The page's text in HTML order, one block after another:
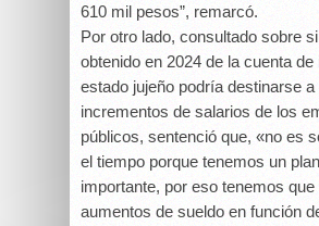
610 mil pesos”, remarcó.
Por otro lado, consultado sobre
obtenido en 2024 de la cuenta
estado jujeño podría destinarse a
incrementos de salarios de los
públicos, sentenció que, «no es
el tiempo porque tenemos un
importante, por eso tenemos que
aumentos de sueldo en función